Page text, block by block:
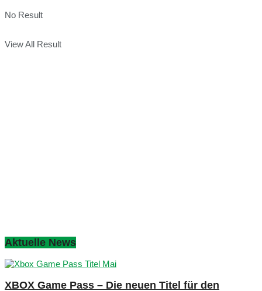
No Result
View All Result
Aktuelle News
XBOX Game Pass – Die neuen Titel für den